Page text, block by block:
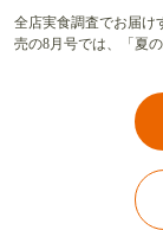
全店実食調査でお届け
売の8月号では、「夏